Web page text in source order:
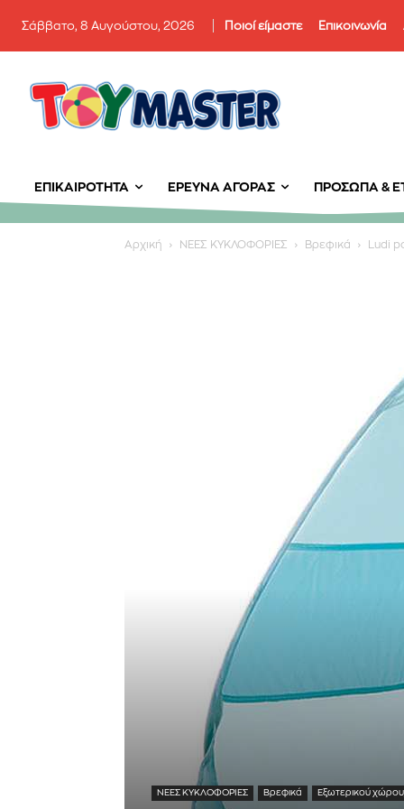
Σάββατο, 8 Αυγούστου, 2026 Ποιοί είμαστε Επικοινωνία
ΕΠΙΚΑΙΡΌΤΗΤΑ ΈΡΕΥΝΑ ΑΓΟΡΆΣ ΠΡΌΣΩΠΑ &
Αρχική ΝΕΕΣ ΚΥΚΛΟΦΟΡΙΕΣ Βρεφικά Ludi
ΝΕΕΣ ΚΥΚΛΟΦΟΡΙΕΣ Βρεφικά Εξωτερικού